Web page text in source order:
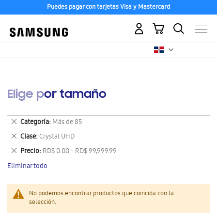
Puedes pagar con tarjetas Visa y Mastercard
Mi carrito
Elige por tamaño
No podemos encontrar productos que coincida con la
selección.
Categoría Más de 85"
Eliminar
este
artículo
Clase Crystal UHD
Eliminar
este
artículo
Precio RD$ 0.00 - RD$ 99,999.99
Eliminar
este
artículo
Eliminar todo